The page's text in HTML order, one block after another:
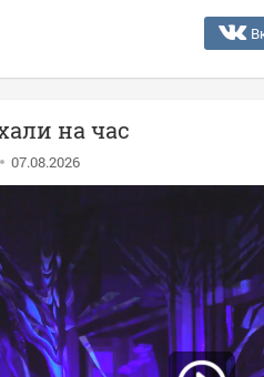
на час
07.08.2026